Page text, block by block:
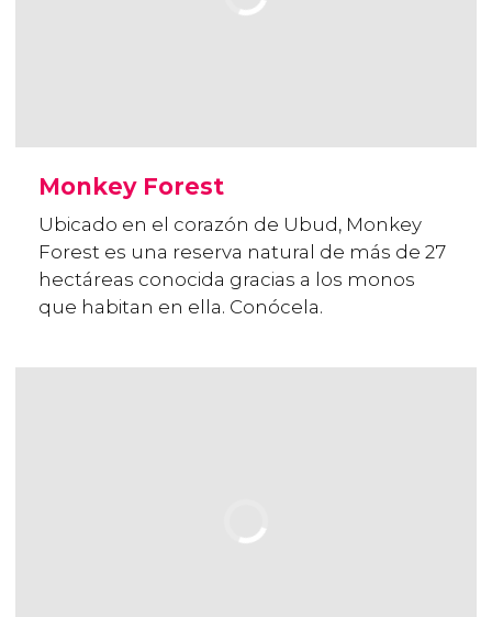
Monkey Forest
Ubicado en el corazón de Ubud, Monkey
Forest es una reserva natural de más de 27
hectáreas conocida gracias a los monos
que habitan en ella. Conócela.